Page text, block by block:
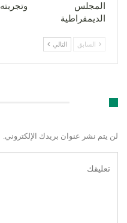
المجلس وتجربته
الديمقراطية
السابق التالي
لن يتم نشر عنوان بريدك الإلكتروني.